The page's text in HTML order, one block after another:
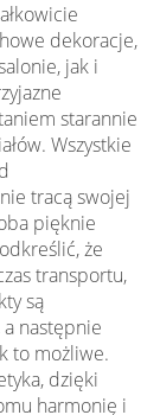
dekoracje,
jak i
starannie
Wszystkie
tracą swojej
pięknie
że
transportu,
są
następnie
to możliwe.
dzięki
harmonię i